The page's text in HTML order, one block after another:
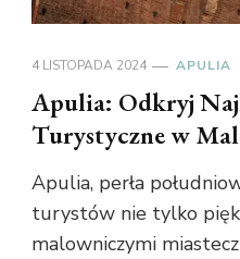
4 LISTOPADA 2024 APULIA
Apulia: Odkryj
Turystyczne w
Apulia, perła
turystów nie tylko
malowniczymi